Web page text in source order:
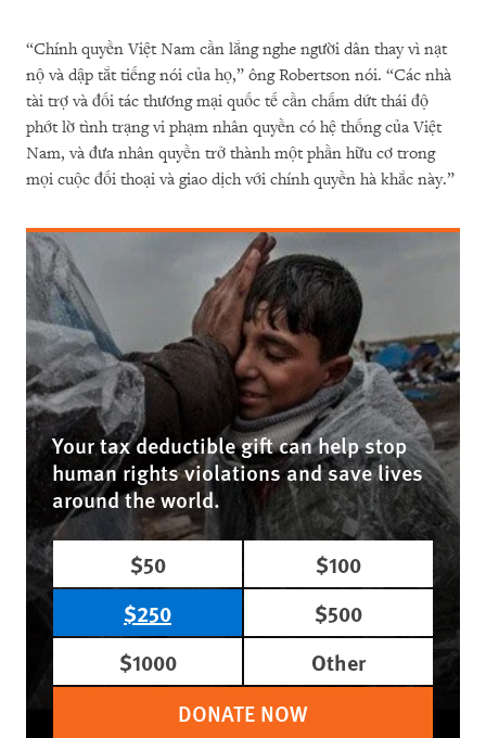
“Chính quyền Việt Nam cần lắng nghe người dân thay vì nạt
nộ và dập tắt tiếng nói của họ,” ông Robertson nói. “Các nhà
tài trợ và đối tác thương mại quốc tế cần chấm dứt thái độ
phớt lờ tình trạng vi phạm nhân quyền có hệ thống của Việt
Nam, và đưa nhân quyền trở thành một phần hữu cơ trong
mọi cuộc đối thoại và giao dịch với chính quyền hà khắc này.”
Your tax deductible gift can help stop
human rights violations and save lives
around the world.
$50
$100
$250
$500
$1000
Other
DONATE NOW